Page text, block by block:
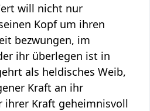
will nicht nur
Kopf um ihren
bezwungen, im
ihr überlegen ist in
als heldisches Weib,
Kraft an ihr
ihrer Kraft geheimnisvoll